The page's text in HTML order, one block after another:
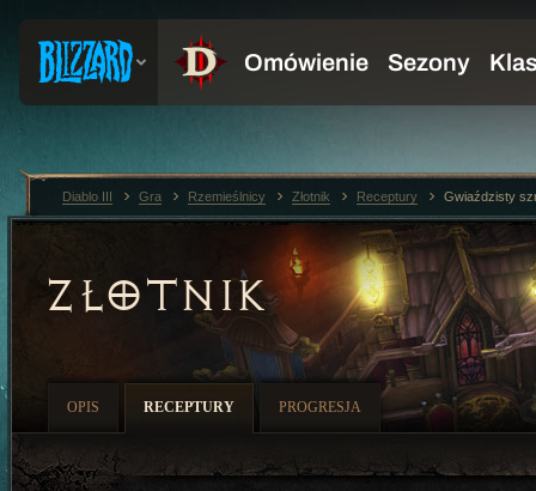
ZŁOTNIK
OPIS RECEPTURY PROGRESJA
Diablo III Gra Rzemieślnicy Złotnik Receptury Gwiaździsty